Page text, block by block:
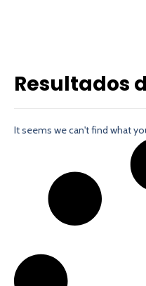
Resultados
It seems we can't find what